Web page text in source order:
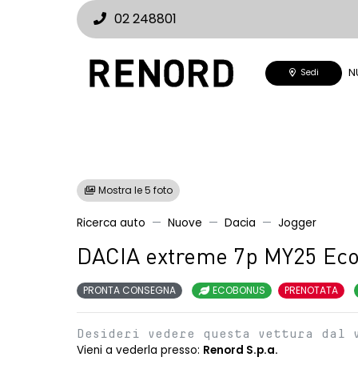
02 248801
Sedi
Mostra le 5 foto
Ricerca auto Nuove Dacia Jogger
DACIA extreme 7p MY25
PRONTA CONSEGNA ECOBONUS PRENOTATA
Desideri vedere questa vettura dal
Vieni a vederla presso: Renord S.p.a.